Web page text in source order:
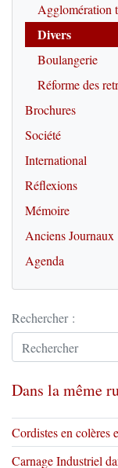
Agglomération
Divers
Boulangerie
Réforme des
Brochures
Société
International
Réflexions
Mémoire
Anciens Journaux
Agenda
Rechercher :
Dans la même
Cordistes en colères
Carnage Industriel